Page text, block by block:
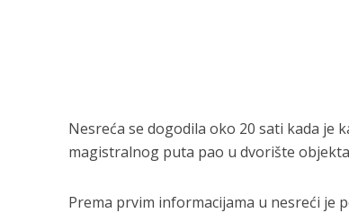
Nesreća se dogodila oko 20 sati kada
magistralnog puta pao u dvorište
Prema prvim informacijama u nesreći je